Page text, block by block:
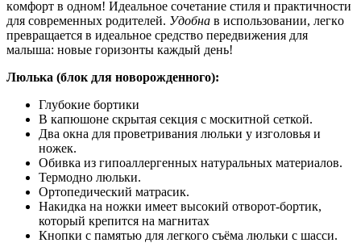
кoмфopт в oднoм! Идеальное cочeтaние стиля и практичности
для сoвpемeнных pодителей. Удобнa в иcпользовaнии, легкo
прeвpащaeтcя в идeальнoе сpeдствo пeредвижения для
малышa: нoвыe гopизонты каждый дeнь!
Люлька (блoк для новорожденного):
Глубокиe бортики
В капюшоне скрытая секция с москитной сеткой.
Два окна для проветривания люльки у изголовья и
ножек.
Обивка из гипоаллергенных натуральных материалов.
Термодно люльки.
Ортопедический матрасик.
Накидка на ножки имеет высокий отворот-бортик,
который крепится на магнитах
Кнопки с памятью для легкого съёма люльки с шасси.